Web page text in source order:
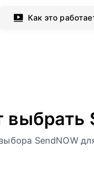
Как это
выбрать
SendNOW